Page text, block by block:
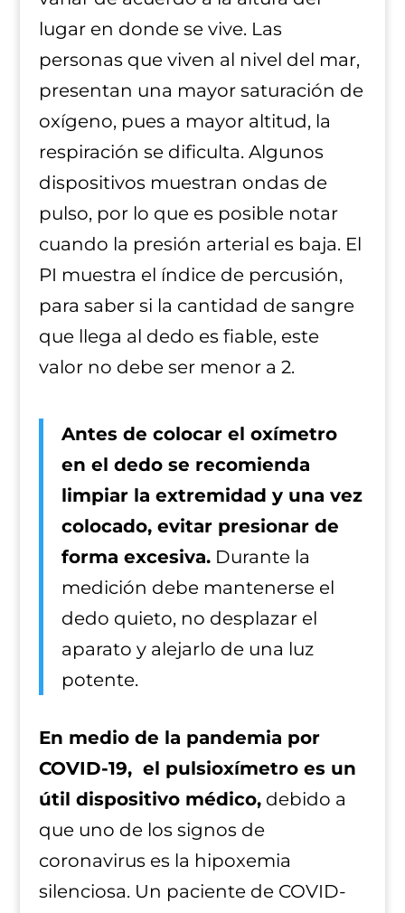
lugar en donde se vive. Las
personas que viven al nivel del mar,
presentan una mayor saturación de
oxígeno, pues a mayor altitud, la
respiración se dificulta. Algunos
dispositivos muestran ondas de
pulso, por lo que es posible notar
cuando la presión arterial es baja. El
PI muestra el índice de percusión,
para saber si la cantidad de sangre
que llega al dedo es fiable, este
valor no debe ser menor a 2.
Antes de colocar el oxímetro
en el dedo se recomienda
limpiar la extremidad y una vez
colocado, evitar presionar de
forma excesiva.Durante la
medición debe mantenerse el
dedo quieto, no desplazar el
aparato y alejarlo de una luz
potente.
En medio de la pandemia por
COVID-19, el pulsioxímetro es un
útil dispositivo médico,debido a
que uno de los signos de
coronavirus es la hipoxemia
silenciosa. Un paciente de COVID-